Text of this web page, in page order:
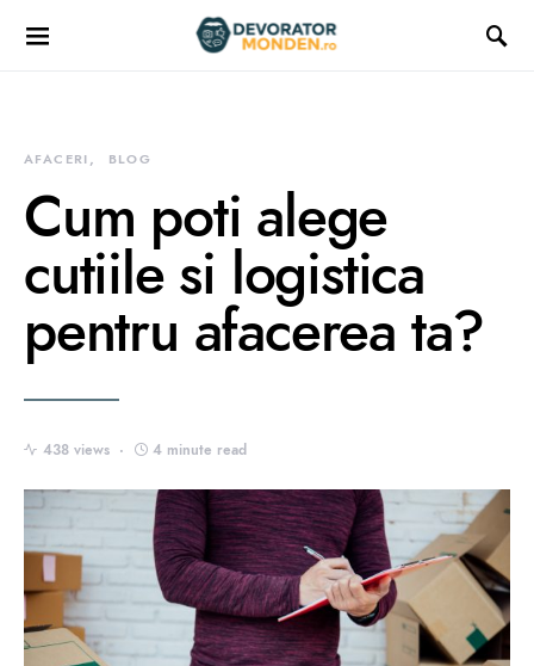
AFACERI BLOG
Cum poti alege
cutiile si logistica
pentru afacerea ta?
438 views 4 minute read